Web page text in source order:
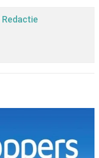
Redactie